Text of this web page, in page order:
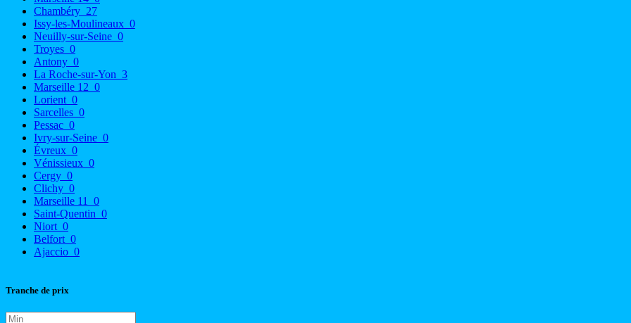
Chambéry 27
Issy-les-Moulineaux 0
Neuilly-sur-Seine 0
Troyes 0
Antony 0
La Roche-sur-Yon 3
Marseille 12 0
Lorient 0
Sarcelles 0
Pessac 0
Ivry-sur-Seine 0
Évreux 0
Vénissieux 0
Cergy 0
Clichy 0
Marseille 11
0
Saint-Quentin 0
Niort 0
Belfort 0
Ajaccio 0
Tranche de prix